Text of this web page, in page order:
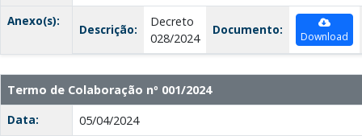
Anexo(s):
Descrição:
Decreto
028/2024
Documento: Download
Termo de Colaboração nº 001/2024
Data:
05/04/2024